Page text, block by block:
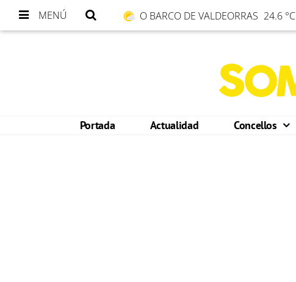
MENÚ O BARCO DE VALDEORRAS 24.6 °C
Portada Actualidad Concellos